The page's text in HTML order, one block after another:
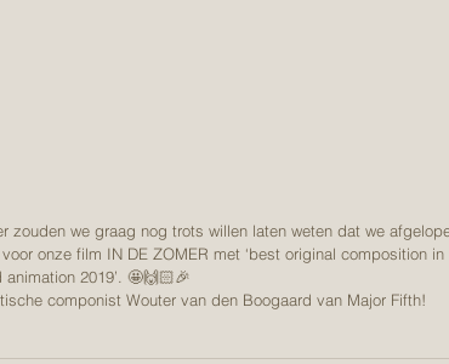
onze film IN DE ZOMER met ‘best original composition in
2019’. 🤩🙌🏻🎉
componist Wouter van den Boogaard van Major Fifth!